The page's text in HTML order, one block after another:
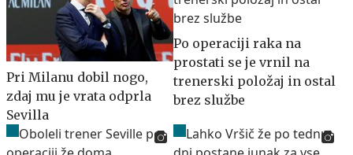
Pri Milanu dobil nogo,
zdaj mu je vrata odprla
Sevilla
Po operaciji raka na
prostati se je vrnil na
trenerski položaj in ostal
brez službe